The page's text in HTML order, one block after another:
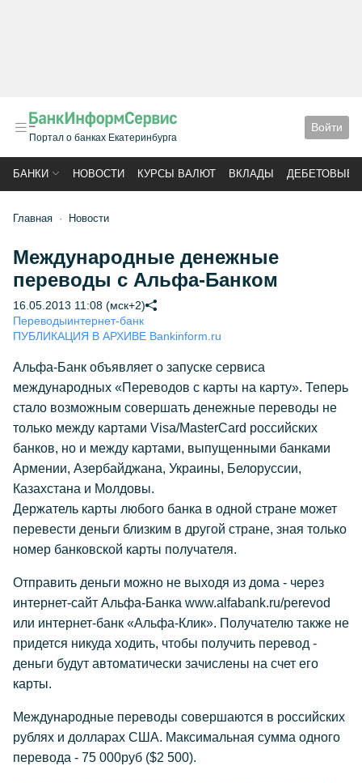
Портал о банках Екатеринбурга
Войти
БАНКИ НОВОСТИ КУРСЫ ВАЛЮТ ВКЛАДЫ ДЕБЕТОВЫЕ
Главная Новости
Международные денежные
переводы с Альфа-Банком
16.05.2013 11:08 (мск+2)
Переводыинтернет-банк
ПУБЛИКАЦИЯ В АРХИВЕ Bankinform.ru
Альфа-Банк объявляет о запуске сервиса
международных «Переводов с карты на карту». Теперь
стало возможным совершать денежные переводы не
только между картами Visa/MasterCard российских
банков, но и между картами, выпущенными банками
Армении, Азербайджана, Украины, Белоруссии,
Казахстана и Молдовы.
Держатель карты любого банка в одной стране может
перевести деньги близким в другой стране, зная только
номер банковской карты получателя.
Отправить деньги можно не выходя из дома - через
интернет-сайт Альфа-Банка www.alfabank.ru/perevod
или интернет-банк «Альфа-Клик». Получателю также не
придется никуда ходить, чтобы получить перевод -
деньги будут автоматически зачислены на счет его
карты.
Международные переводы совершаются в российских
рублях и долларах США. Максимальная сумма одного
перевода - 75 000руб ($2 500).